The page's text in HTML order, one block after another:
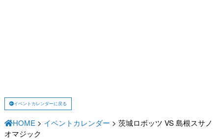
イベントカレンダーに戻る
HOME > イベントカレンダー >茨城ロボッツ VS 島根スサノ
オマジック